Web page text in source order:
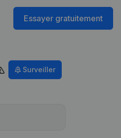
Essayer gratuitement
Surveiller